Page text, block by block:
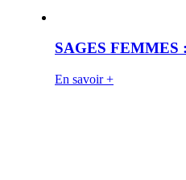
SAGES FEMMES
En savoir +